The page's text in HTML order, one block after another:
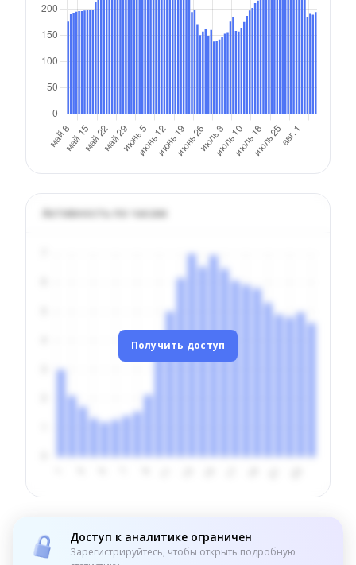
Активность по часам
Получить доступ
Доступ к аналитике ограничен
Зарегистрируйтесь, чтобы открыть подробную